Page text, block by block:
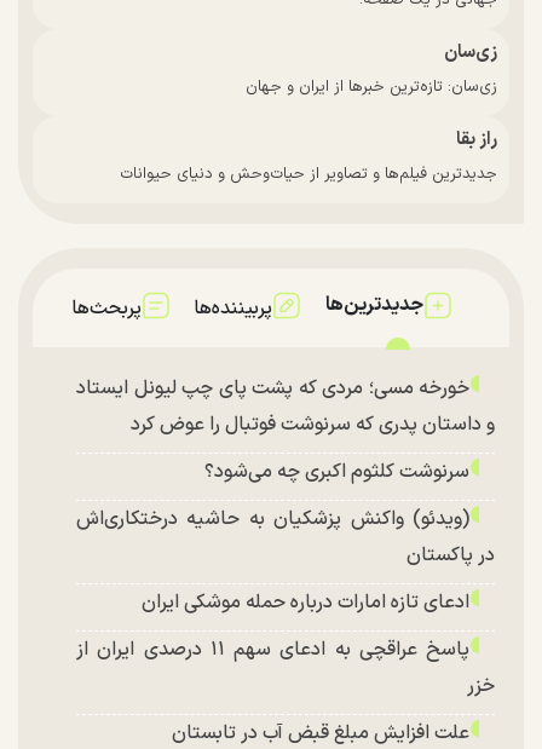
زی‌سان
زی‌سان: تازه‌ترین خبرها از ایران و جهان
راز بقا
جدیدترین فیلم‌ها و تصاویر از حیات‌وحش و دنیای حیوانات
جدیدترین‌ها پربیننده‌ها پربحث‌ها
خورخه مسی؛ مردی که پشت پای چپ لیونل ایستاد
و داستان پدری که سرنوشت فوتبال را عوض کرد
سرنوشت کلثوم اکبری چه می‌شود؟
(ویدئو) واکنش پزشکیان به حاشیه درختکاری‌اش
در پاکستان
ادعای تازه امارات درباره حمله موشکی ایران
پاسخ عراقچی به ادعای سهم ۱۱ درصدی ایران از
خزر
علت افزایش مبلغ قبض آب در تابستان